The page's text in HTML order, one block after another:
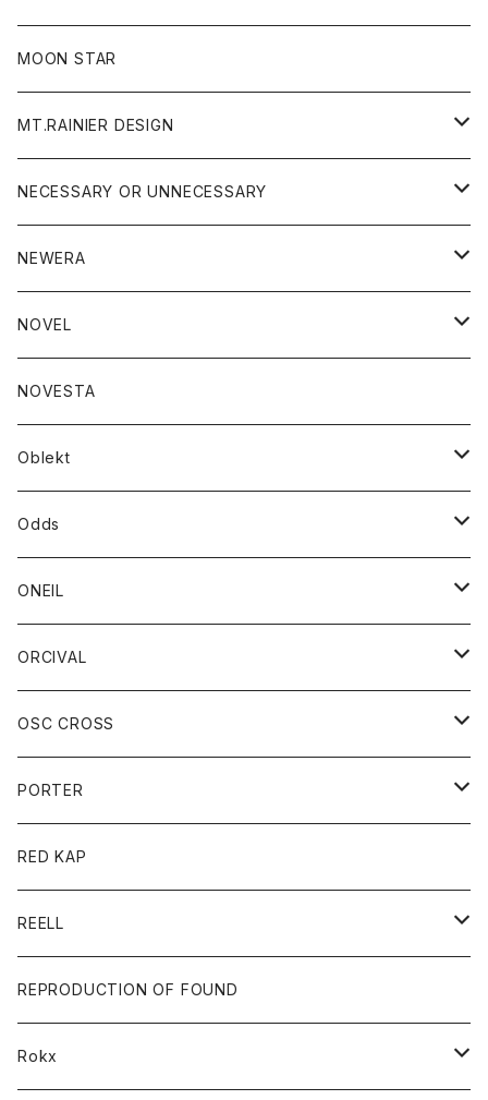
フリース
ジャケット
ニット
パンツ
帽子
MOON STAR
MT.RAINIER DESIGN
アウター
コート
ジャケット
アクセサリー
バッグ
グッズ
ウォレット
靴
トップス
ジャケット
シャツ
ボトム
ショートパンツ
パンツ
レディース
シャツ
Tシャツ
NECESSARY OR UNNECESSARY
アウター
コート
ジャケット
アクセサリー
バッグ
ブレスレット
グッズ
靴
ストール/マフラー
トップス
シャツ
シャツジャケット
ロングスリーブＴシャツ
ボトム
ショートパンツ
ジーンズ
NEWERA
帽子
NOVEL
トップス
カットソー
スエット
ボトム
NOVESTA
Oblekt
ボトム
ショートパンツ
パンツ
レディース
ボトム
Odds
帽子
ONEIL
スカート
ORCIVAL
アウター
コート
ジャケット
アクセサリー
バッグ
キッズ
Tシャツ
帽子
グッズ
靴
バック
トップス
カットソー
ボトムス
OSC CROSS
ダウンジャケット
PORTER
カードホルダー
キーホルダー
財布
バック
RED KAP
REELL
パンツ
ショートパンツ
REPRODUCTION OF FOUND
Rokx